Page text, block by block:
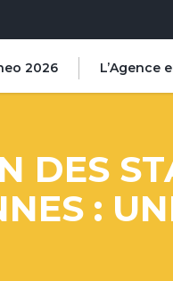
2026 L’Agence
DES
: